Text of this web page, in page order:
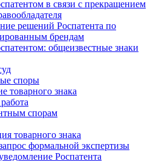
в связи с прекращением
решений Роспатента по
брендам
общеизвестные знаки
споры
товарного знака
спорам
товарного знака
формальной экспертизы
Роспатента